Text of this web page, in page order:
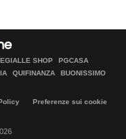
SHOP
PGCASA
QUIFINANZA
BUONISSIMO
Preferenze sui cookie